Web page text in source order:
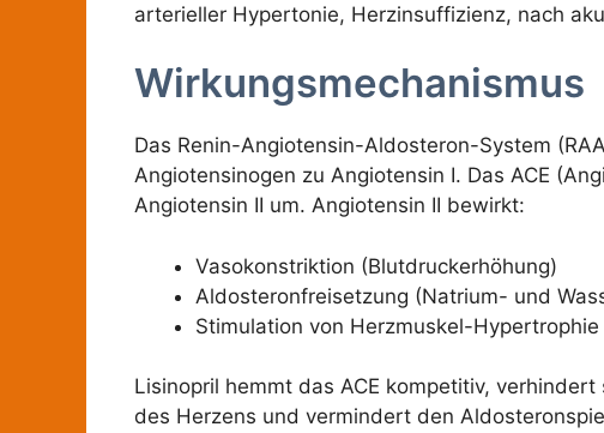
arterieller Hypertonie, Herzinsuffizienz, nach
Wirkungsmechanismus
Das Renin-Angiotensin-Aldosteron-System
Angiotensinogen zu Angiotensin I. Das ACE
Angiotensin II um. Angiotensin II bewirkt:
Vasokonstriktion (Blutdruckerhöhung)
Aldosteronfreisetzung (Natrium- und
Stimulation von Herzmuskel-Hypertrophie
Lisinopril hemmt das ACE kompetitiv,
des Herzens und vermindert den